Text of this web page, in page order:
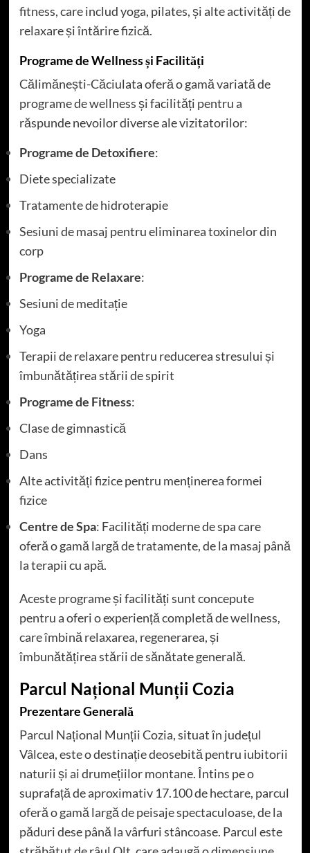
fitness, care includ yoga, pilates, și alte activități de
relaxare și întărire fizică.
Programe de Wellness și Facilități
Călimănești-Căciulata oferă o gamă variată de
programe de wellness și facilități pentru a
răspunde nevoilor diverse ale vizitatorilor:
Programe de Detoxifiere:
Diete specializate
Tratamente de hidroterapie
Sesiuni de masaj pentru eliminarea toxinelor din
corp
Programe de Relaxare:
Sesiuni de meditație
Yoga
Terapii de relaxare pentru reducerea stresului și
îmbunătățirea stării de spirit
Programe de Fitness:
Clase de gimnastică
Dans
Alte activități fizice pentru menținerea formei
fizice
Centre de Spa: Facilități moderne de spa care
oferă o gamă largă de tratamente, de la masaj până
la terapii cu apă.
Aceste programe și facilități sunt concepute
pentru a oferi o experiență completă de wellness,
care îmbină relaxarea, regenerarea, și
îmbunătățirea stării de sănătate generală.
Parcul Național Munții Cozia
Prezentare Generală
Parcul Național Munții Cozia, situat în județul
Vâlcea, este o destinație deosebită pentru iubitorii
naturii și ai drumețiilor montane. Întins pe o
suprafață de aproximativ 17.100 de hectare, parcul
oferă o gamă largă de peisaje spectaculoase, de la
păduri dese până la vârfuri stâncoase. Parcul este